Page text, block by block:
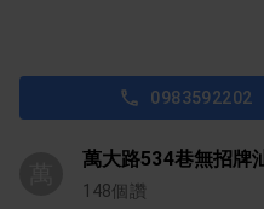
0983592202
萬大路534巷無招牌
148個讚